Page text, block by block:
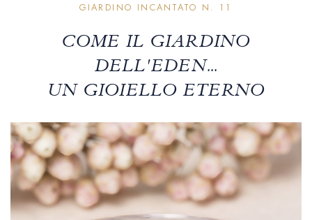
GIARDINO INCANTATO N. 11
COME IL GIARDINO
DELL'EDEN...
UN GIOIELLO ETERNO